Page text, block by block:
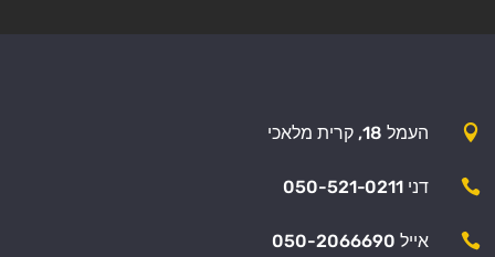
 העמל 18, קרית מלאכי
 דני 050-521-0211
 אייל 050-2066690